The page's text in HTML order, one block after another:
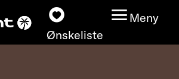
Ønskeliste
Meny